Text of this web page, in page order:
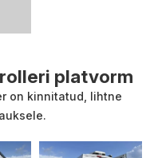
platvorm
on kinnitatud, lihtne